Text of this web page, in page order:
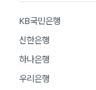
KB국민은행
신한은행
하나은행
우리은행